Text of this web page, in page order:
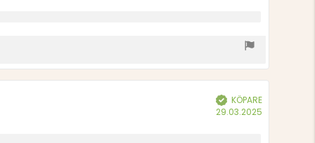
Bekräftad
KÖPARE
29.03.2025